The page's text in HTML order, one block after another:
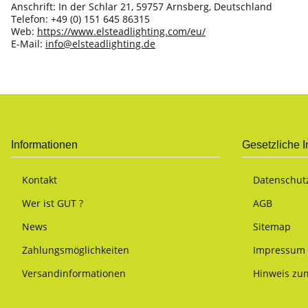
Anschrift: In der Schlar 21, 59757 Arnsberg, Deutschland
Telefon: +49 (0) 151 645 86315
Web: https://www.elsteadlighting.com/eu/
E-Mail: info@elsteadlighting.de
Informationen
Kontakt
Wer ist GUT ?
News
Zahlungsmöglichkeiten
Versandinformationen
Gesetzliche
AGB
Sitemap
Impressum
Hinweis